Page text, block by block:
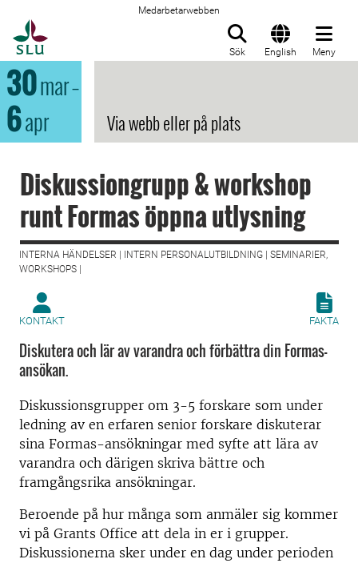
Medarbetarwebben
Sök English Meny
30mar–
6apr Via webb eller på plats
Diskussiongrupp & workshop
runt Formas öppna utlysning
INTERNA HÄNDELSER | INTERN PERSONALUTBILDNING | SEMINARIER,
WORKSHOPS |
KONTAKT FAKTA
Diskutera och lär av varandra och förbättra din Formas-
ansökan.
Diskussionsgrupper om 3-5 forskare som under
ledning av en erfaren senior forskare diskuterar
sina Formas-ansökningar med syfte att lära av
varandra och därigen skriva bättre och
framgångsrika ansökningar.
Beroende på hur många som anmäler sig kommer
vi på Grants Office att dela in er i grupper.
Diskussionerna sker under en dag under perioden